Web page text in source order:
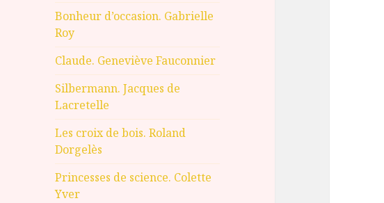
Bonheur d’occasion. Gabrielle
Roy
Claude. Geneviève Fauconnier
Silbermann. Jacques de
Lacretelle
Les croix de bois. Roland
Dorgelès
Princesses de science. Colette
Yver